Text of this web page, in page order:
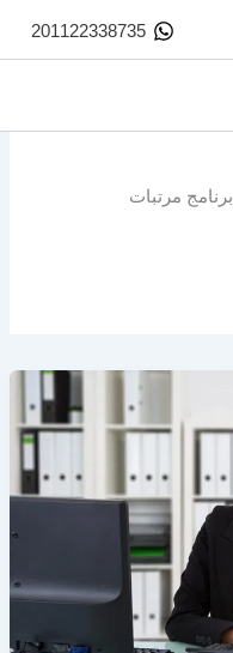
201122338735
برنامج مرتبات